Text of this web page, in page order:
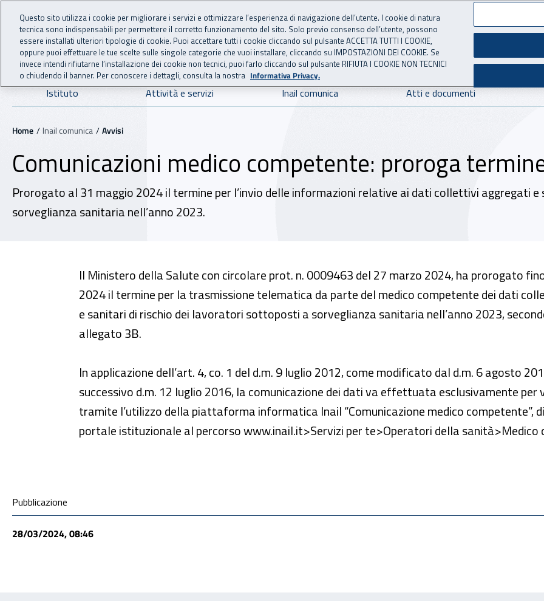
Vai al menu principale
Vai al contenuto principale
INAIL - Istituto Nazionale per l'Assicurazione
Navigazione principale
Istituto Attività e servizi Inail comunica Atti e documenti
Navigazione - Ti trovi in:
Home Inail comunica Avvisi
Comunicazioni medico competente: proroga
Prorogato al 31 maggio 2024 il termine per l’invio delle informazioni relative ai dati collettivi aggregati
sorveglianza sanitaria nell’anno 2023.
Il Ministero della Salute con circolare prot. n. 0009463 del 27 marzo 2024, ha prorogato
2024 il termine per la trasmissione telematica da parte del medico competente dei dati
e sanitari di rischio dei lavoratori sottoposti a sorveglianza sanitaria nell’anno 2023,
allegato 3B.
In applicazione dell’art. 4, co. 1 del d.m. 9 luglio 2012, come modificato dal d.m. 6 agosto
successivo d.m. 12 luglio 2016, la comunicazione dei dati va effettuata esclusivamente
tramite l’utilizzo della piattaforma informatica Inail “Comunicazione medico competente”,
portale istituzionale al percorso www.inail.it>Servizi per te>Operatori della sanità>Medico
Condivisione social
Pubblicazione
28/03/2024, 08:46
Questo sito utilizza i cookie per migliorare i servizi e ottimizzare l’esperienza di navigazione dell’utente. I cookie di natura
tecnica sono indispensabili per permettere il corretto funzionamento del sito. Solo previo consenso dell’utente, possono
essere installati ulteriori tipologie di cookie. Puoi accettare tutti i cookie cliccando sul pulsante ACCETTA TUTTI I COOKIE,
oppure puoi effettuare le tue scelte sulle singole categorie che vuoi installare, cliccando su IMPOSTAZIONI DEI COOKIE. Se
invece intendi rifiutarne l’installazione dei cookie non tecnici, puoi farlo cliccando sul pulsante RIFIUTA I COOKIE NON TECNICI
o chiudendo il banner. Per conoscere i dettagli, consulta la nostra Informativa Privacy.